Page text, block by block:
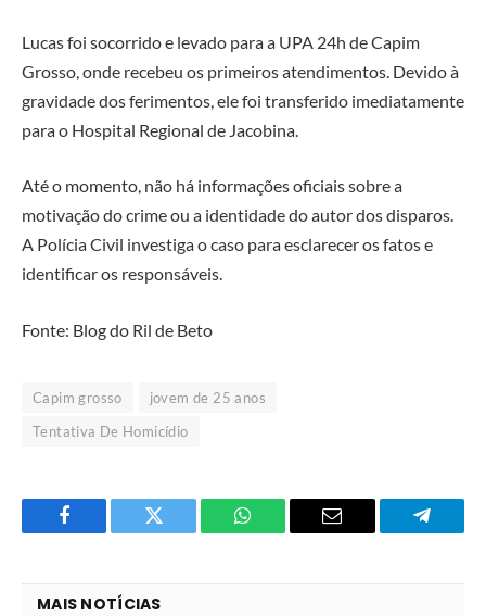
Lucas foi socorrido e levado para a UPA 24h de Capim
Grosso, onde recebeu os primeiros atendimentos. Devido à
gravidade dos ferimentos, ele foi transferido imediatamente
para o Hospital Regional de Jacobina.
Até o momento, não há informações oficiais sobre a
motivação do crime ou a identidade do autor dos disparos.
A Polícia Civil investiga o caso para esclarecer os fatos e
identificar os responsáveis.
Fonte: Blog do Ril de Beto
Capim grosso
jovem de 25 anos
Tentativa De Homicídio
Facebook Twitter
O
E-
MAIS NOTÍCIAS